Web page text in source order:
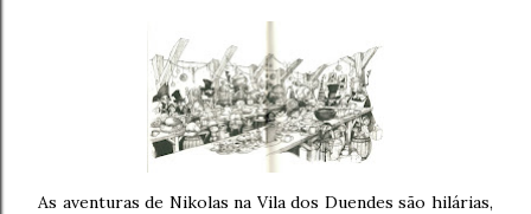
As aventuras de Nikolas na Vila dos Duendes são hilárias,